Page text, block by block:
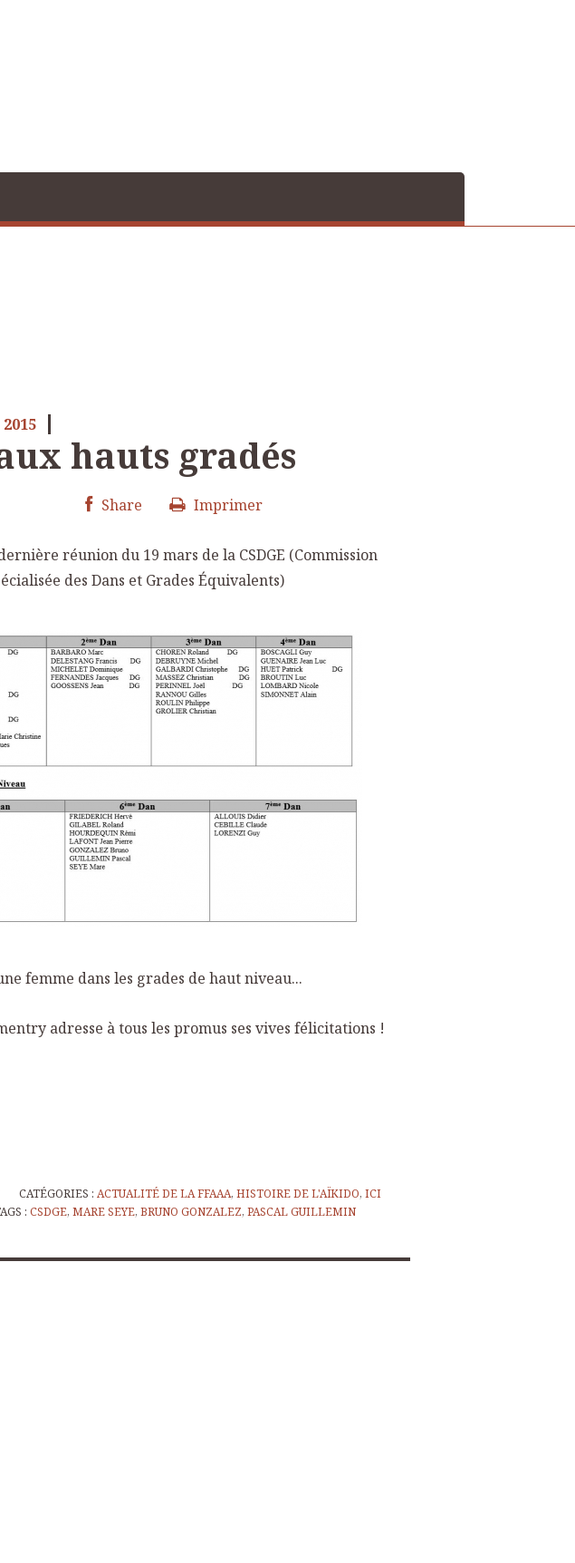
hauts gradés
Share Imprimer
réunion du 19 mars de la CSDGE (Commission
des Dans et Grades Équivalents)
femme dans les grades de haut niveau...
adresse à tous les promus ses vives félicitations !
CATÉGORIES : ACTUALITÉ DE LA FFAAA, HISTOIRE DE L'AÏKIDO, ICI
:CSDGE,MARE SEYE,BRUNO GONZALEZ,PASCAL GUILLEMIN